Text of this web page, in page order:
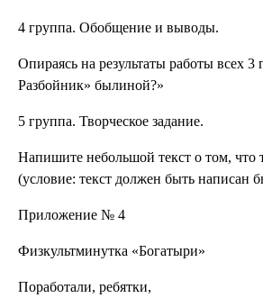
4 группа. Обобщение и выводы.
Опираясь на результаты работы всех
Разбойник» былиной?»
5 группа. Творческое задание.
Напишите небольшой текст о том, что
(условие: текст должен быть написан
Приложение № 4
Физкультминутка «Богатыри»
Поработали, ребятки,